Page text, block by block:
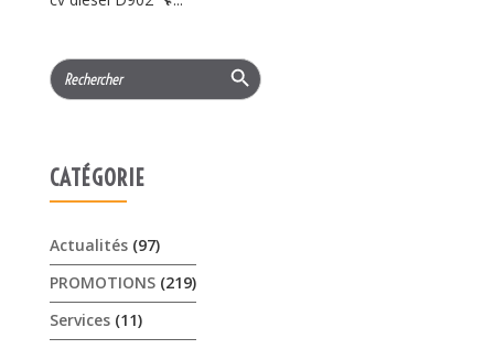
Search
for:
Search Button
CATÉGORIE
Actualités(97)
PROMOTIONS(219)
Services(11)